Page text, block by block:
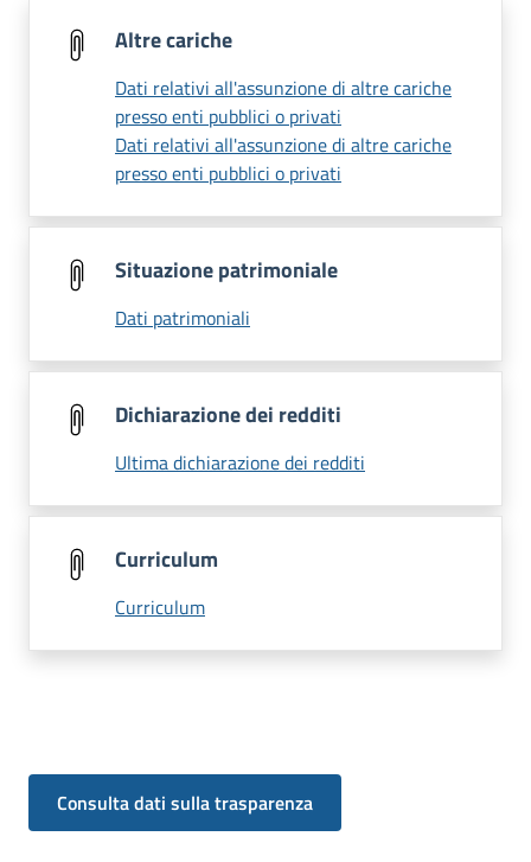
Altre cariche
Dati relativi all'assunzione di altre cariche
presso enti pubblici o privati
Dati relativi all'assunzione di altre cariche
presso enti pubblici o privati
Situazione patrimoniale
Dati patrimoniali
Dichiarazione dei redditi
Ultima dichiarazione dei redditi
Curriculum
Curriculum
Consulta dati sulla trasparenza